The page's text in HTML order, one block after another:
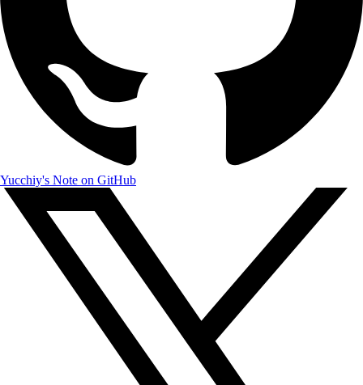
Yucchiy's Note on GitHub